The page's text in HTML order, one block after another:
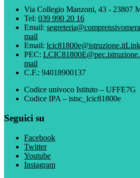
Via Collegio Manzoni, 43 - 23807
Tel: 039 990 20 16
Email:
mail
Email: lcic81800e@istruzione.it
PEC:
mail
C.F.: 94018900137
Codice univoco Istituto – UFFE7G
Codice IPA – istsc_lcic81800e
Seguici su
Facebook
Twitter
Youtube
Instagram